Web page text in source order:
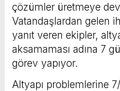
çözümler üretmeye
Vatandaşlardan gelen
yanıt veren ekipler,
aksamaması adına 7
görev yapıyor.
Altyapı problemlerine 7/